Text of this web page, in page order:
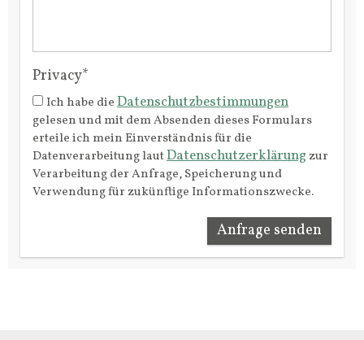
Privacy*
Ich habe dieDatenschutzbestimmungen
gelesen und mit dem Absenden dieses Formulars
erteile ich mein Einverständnis für die
Datenverarbeitung lautDatenschutzerklärung zur
Verarbeitung der Anfrage, Speicherung und
Verwendung für zukünftige Informationszwecke.
Anfrage senden